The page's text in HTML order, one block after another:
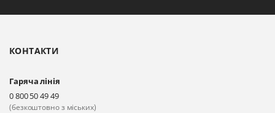
КОНТАКТИ
Гаряча лінія
0 800 50 49 49
(безкоштовно з міських)